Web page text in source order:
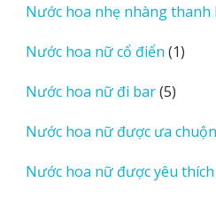
Nước hoa nhẹ nhàng thanh
Nước hoa nữ cổ điển 11
Nước hoa nữ đi bar 55
phẩm
Nước hoa nữ được ưa
Nước hoa nữ được yêu thích